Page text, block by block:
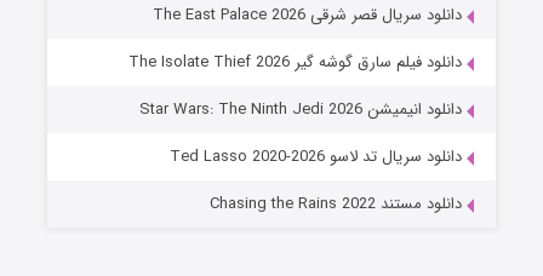
جادوگری در مغولستان
قسمت 14 (زیرنویس) منتشر شد
دانلود سریال قصر شرقی The East Palace 2026
دانلود فیلم سارق گوشه گیر The Isolate Thief 2026
دانلود انیمیشن Star Wars: The Ninth Jedi 2026
دانلود سریال تد لاسو Ted Lasso 2020-2026
دانلود مستند Chasing the Rains 2022